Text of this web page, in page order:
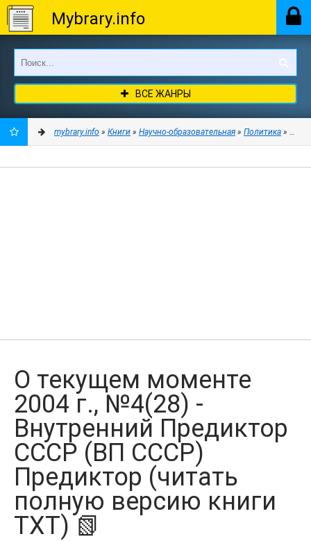
Mybrary.info
ВСЕ ЖАНРЫ
mybrary.info » Книги » Научно-образовательная » Политика » О
О текущем моменте
2004 г., №4(28) -
Внутренний Предиктор
СССР (ВП СССР)
Предиктор (читать
полную версию книги
TXT) 📗